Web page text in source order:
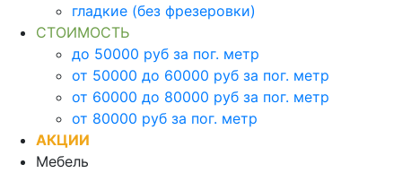
гладкие (без фрезеровки)
СТОИМОСТЬ
до 50000 руб за пог. метр
от 50000 до 60000 руб за пог. метр
от 60000 до 80000 руб за пог. метр
от 80000 руб за пог. метр
АКЦИИ
Мебель